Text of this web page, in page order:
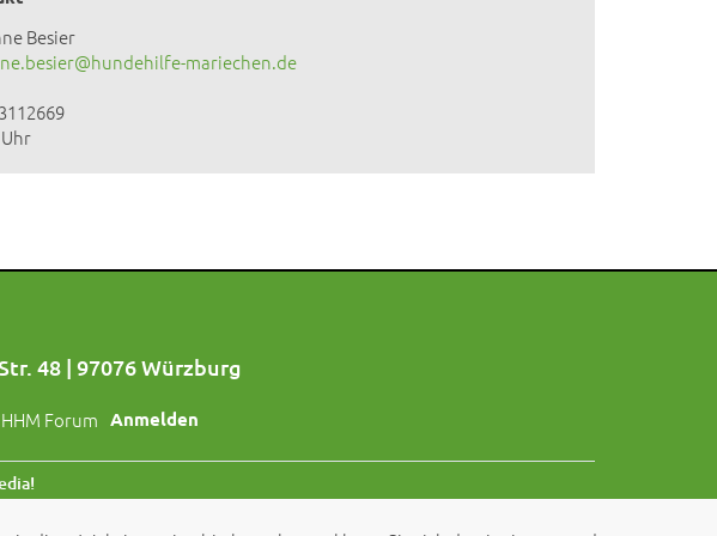
Besier
mariechen.de
48 | 97076 Würzburg
HHM Forum Anmelden